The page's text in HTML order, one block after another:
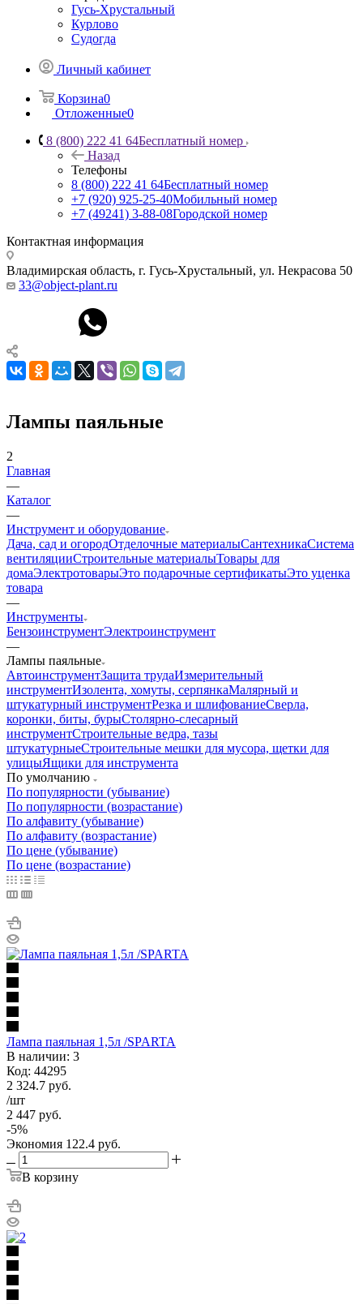
Гусь-Хрустальный
Курлово
Судогда
Личный кабинет
Корзина0
Отложенные0
8 (800) 222 41 64Бесплатный номер
Назад
Телефоны
8 (800) 222 41 64Бесплатный номер
+7 (920) 925-25-40Мобильный номер
+7 (49241) 3-88-08Городской номер
Контактная информация
Владимирская область, г. Гусь-Хрустальный, ул. Некрасова 50
33@object-plant.ru
Лампы паяльные
2
Главная
—
Каталог
—
Инструмент и оборудование
Дача, сад и огородОтделочные материалыСантехникаСистема
вентиляцииСтроительные материалыТовары для
домаЭлектротоварыЭто подарочные сертификатыЭто уценка
товара
—
Инструменты
БензоинструментЭлектроинструмент
—
Лампы паяльные
АвтоинструментЗащита трудаИзмерительный
инструментИзолента, хомуты, серпянкаМалярный и
штукатурный инструментРезка и шлифованиеСверла,
коронки, биты, бурыСтолярно-слесарный
инструментСтроительные ведра, тазы
штукатурныеСтроительные мешки для мусора, щетки для
улицыЯщики для инструмента
По умолчанию
По популярности (убывание)
По популярности (возрастание)
По алфавиту (убывание)
По алфавиту (возрастание)
По цене (убывание)
По цене (возрастание)
Лампа паяльная 1,5л /SPARTA
В наличии: 3
Код: 44295
2 324.7 руб.
/шт
2 447 руб.
-5%
Экономия 122.4 руб.
В корзину